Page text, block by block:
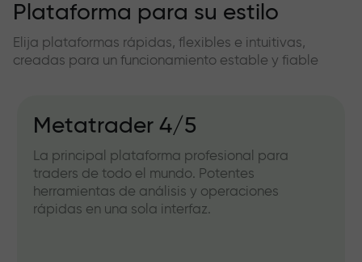
Plataforma para su estilo
Elija plataformas rápidas, flexibles e intuitivas,
creadas para un funcionamiento estable y fiable
Metatrader 4/5
La principal plataforma profesional para
traders de todo el mundo. Potentes
herramientas de análisis y operaciones
rápidas en una sola interfaz.